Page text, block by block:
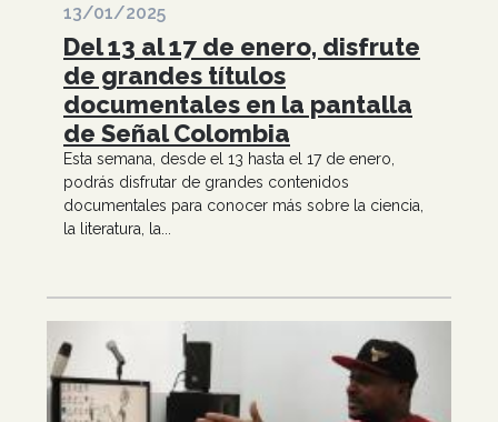
13/01/2025
Del 13 al 17 de enero, disfrute
de grandes títulos
documentales en la pantalla
de Señal Colombia
Esta semana, desde el 13 hasta el 17 de enero,
podrás disfrutar de grandes contenidos
documentales para conocer más sobre la ciencia,
la literatura, la...